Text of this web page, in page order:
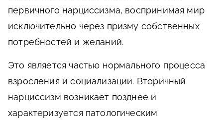
первичного нарциссизма, воспринимая мир
исключительно через призму собственных
потребностей и желаний.
Это является частью нормального процесса
взросления и социализации. Вторичный
нарциссизм возникает позднее и
характеризуется патологическим